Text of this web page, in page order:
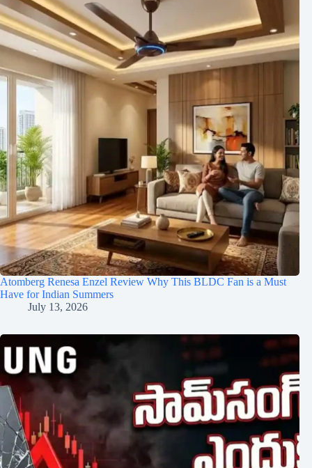
Atomberg Renesa Enzel Review Why This BLDC Fan is a Must
Have for Indian Summers
July 13, 2026